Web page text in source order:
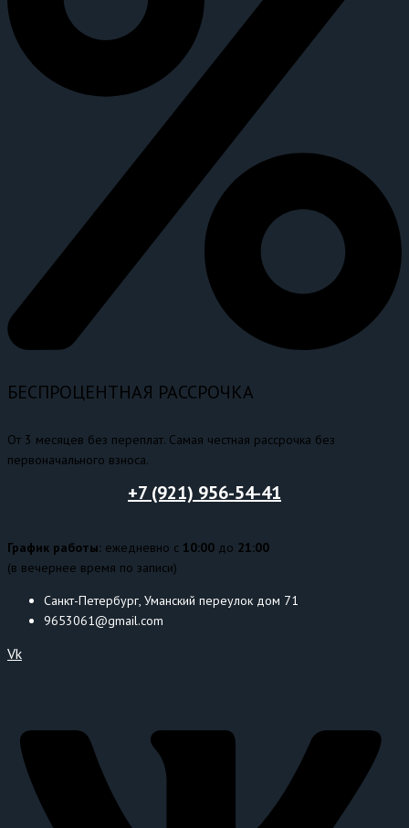
БЕСПРОЦЕНТНАЯ РАССРОЧКА
От 3 месяцев без переплат. Самая честная рассрочка без
первоначального взноса.
+7 (921) 956-54-41
График работы: ежедневно с 10:00 до 21:00
(в вечернее время по записи)
Санкт-Петербург, Уманский переулок дом 71
9653061@gmail.com
Vk